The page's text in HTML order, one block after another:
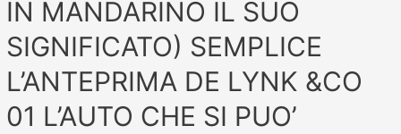
IN MANDARINO IL SUO
SIGNIFICATO) SEMPLICE
L’ANTEPRIMA DE LYNK &CO
01 L’AUTO CHE SI PUO’